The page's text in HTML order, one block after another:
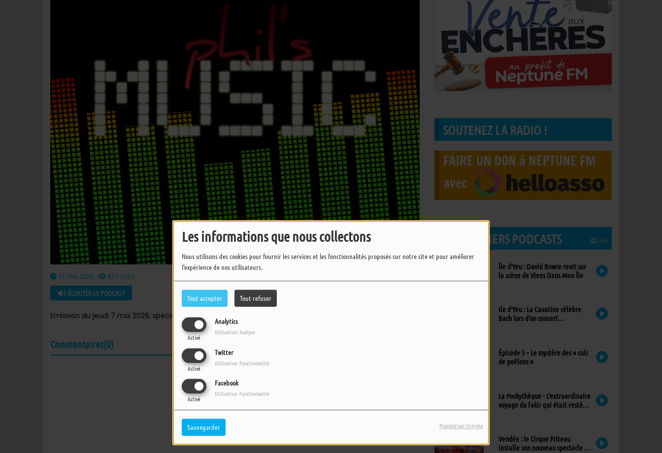
Les informations que nous collectons
Nous utilisons des cookies pour fournir les services et les fonctionnalités proposés sur notre site et pour améliorer
l'expérience de nos utilisateurs.
Tout accepter Tout refuser
Analytics
Activé
Utilisation: Analyse
Twitter
Activé
Utilisation: Fonctionnalité
Facebook
Activé
Utilisation: Fonctionnalité
Sauvegarder Propulsé par Orejime
07 MAI 2026 - 824 VUES
ÉCOUTER LE PODCAST
Emission du jeudi 7 mai 2026, spéciale ROCK !
Commentaires(0)
Connectez-vous pour commenter cet article
SOUTENEZ LA RADIO !
Plus
LES DERNIERS PODCASTS
Île d’Yeu : David Bowie revit sur
la scène de Viens Dans Mon Île
Ile d’Yeu : La Cavatine célèbre
Bach lors d’un concert
Épisode 5 – Le mystère des « culs
de poêlons »
La Pockythèque - L'extraordinaire
voyage du fakir qui était resté
Vendée : le Cirque Friteau
installe son nouveau spectacle à